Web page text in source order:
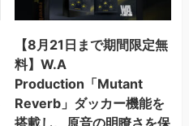
【8月21日まで期間限定無
料】W.A
Production「Mutant
Reverb」ダッカー機能を